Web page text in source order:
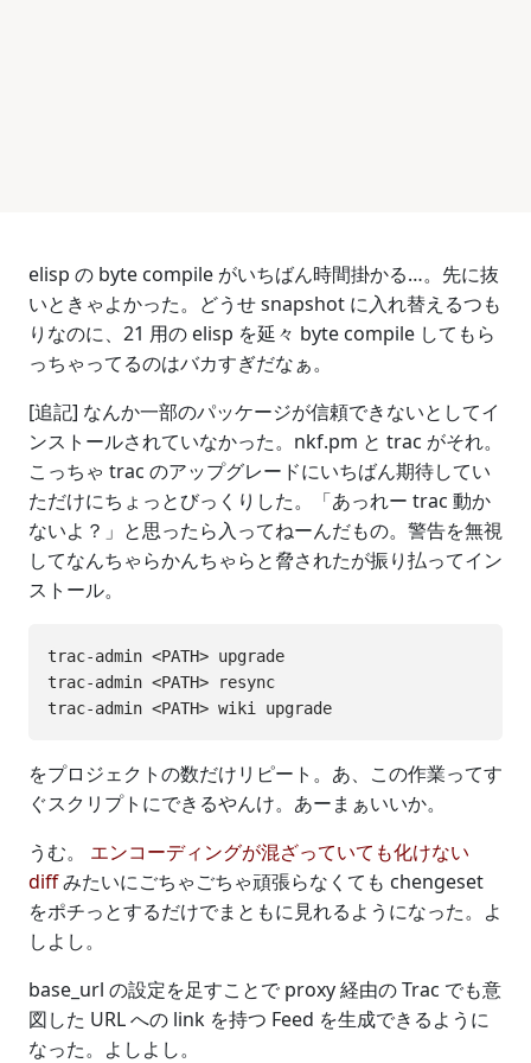
elisp の byte compile がいちばん時間掛かる…。先に抜
いときゃよかった。どうせ snapshot に入れ替えるつも
りなのに、21 用の elisp を延々 byte compile してもら
っちゃってるのはバカすぎだなぁ。
[追記] なんか一部のパッケージが信頼できないとしてイ
ンストールされていなかった。nkf.pm と trac がそれ。
こっちゃ trac のアップグレードにいちばん期待してい
ただけにちょっとびっくりした。「あっれー trac 動か
ないよ？」と思ったら入ってねーんだもの。警告を無視
してなんちゃらかんちゃらと脅されたが振り払ってイン
ストール。
trac-admin <PATH> upgrade
trac-admin <PATH> resync
をプロジェクトの数だけリピート。あ、この作業ってす
ぐスクリプトにできるやんけ。あーまぁいいか。
うむ。
エンコーディングが混ざっていても化けない
diffみたいにごちゃごちゃ頑張らなくても chengeset
をポチっとするだけでまともに見れるようになった。よ
しよし。
base_url の設定を足すことで proxy 経由の Trac でも意
図した URL への link を持つ Feed を生成できるように
なった。よしよし。